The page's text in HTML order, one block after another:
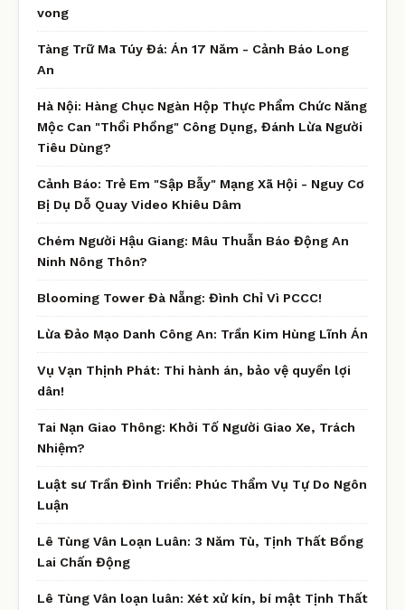
vong
Tàng Trữ Ma Túy Đá: Án 17 Năm - Cảnh Báo Long
An
Hà Nội: Hàng Chục Ngàn Hộp Thực Phẩm Chức Năng
Mộc Can "Thổi Phồng" Công Dụng, Đánh Lừa Người
Tiêu Dùng?
Cảnh Báo: Trẻ Em "Sập Bẫy" Mạng Xã Hội - Nguy Cơ
Bị Dụ Dỗ Quay Video Khiêu Dâm
Chém Người Hậu Giang: Mâu Thuẫn Báo Động An
Ninh Nông Thôn?
Blooming Tower Đà Nẵng: Đình Chỉ Vì PCCC!
Lừa Đảo Mạo Danh Công An: Trần Kim Hùng Lĩnh Án
Vụ Vạn Thịnh Phát: Thi hành án, bảo vệ quyền lợi
dân!
Tai Nạn Giao Thông: Khởi Tố Người Giao Xe, Trách
Nhiệm?
Luật sư Trần Đình Triển: Phúc Thẩm Vụ Tự Do Ngôn
Luận
Lê Tùng Vân Loạn Luân: 3 Năm Tù, Tịnh Thất Bồng
Lai Chấn Động
Lê Tùng Vân loạn luân: Xét xử kín, bí mật Tịnh Thất